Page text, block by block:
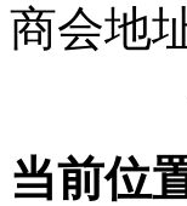
商会地
巷
当前位